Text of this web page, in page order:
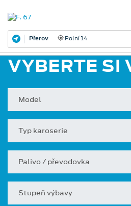
Přerov Polní 14
VYBERTE SI
Model
Typ karoserie
Palivo / převodovka
Stupeň výbavy